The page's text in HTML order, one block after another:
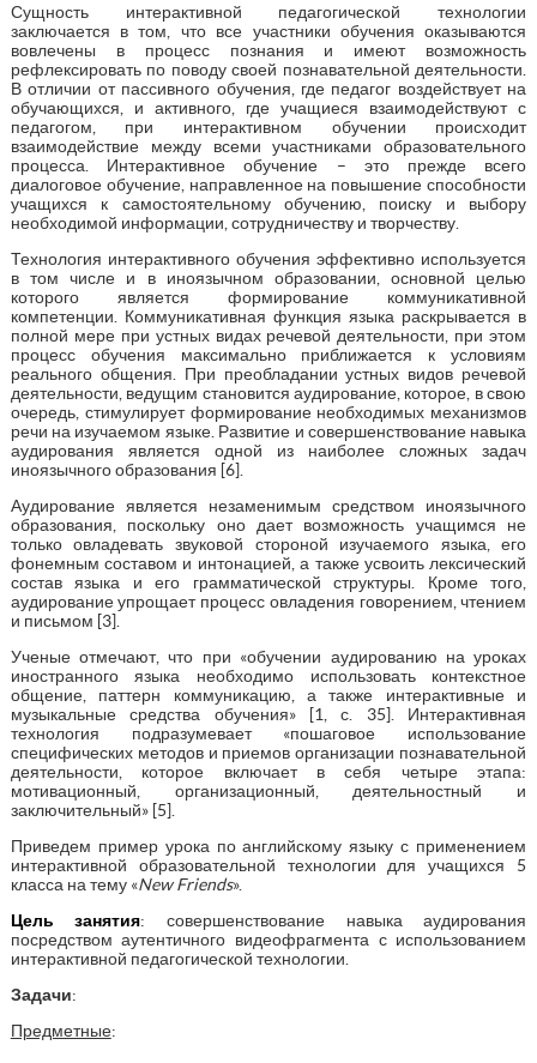
Сущность интерактивной педагогической технологии
заключается в том, что все участники обучения оказываются
вовлечены в процесс познания и имеют возможность
рефлексировать по поводу своей познавательной деятельности.
В отличии от пассивного обучения, где педагог воздействует на
обучающихся, и активного, где учащиеся взаимодействуют с
педагогом, при интерактивном обучении происходит
взаимодействие между всеми участниками образовательного
процесса. Интерактивное обучение – это прежде всего
диалоговое обучение, направленное на повышение способности
учащихся к самостоятельному обучению, поиску и выбору
необходимой информации, сотрудничеству и творчеству.
Технология интерактивного обучения эффективно используется
в том числе и в иноязычном образовании, основной целью
которого является формирование коммуникативной
компетенции. Коммуникативная функция языка раскрывается в
полной мере при устных видах речевой деятельности, при этом
процесс обучения максимально приближается к условиям
реального общения. При преобладании устных видов речевой
деятельности, ведущим становится аудирование, которое, в свою
очередь, стимулирует формирование необходимых механизмов
речи на изучаемом языке. Развитие и совершенствование навыка
аудирования является одной из наиболее сложных задач
иноязычного образования [6].
Аудирование является незаменимым средством иноязычного
образования, поскольку оно дает возможность учащимся не
только овладевать звуковой стороной изучаемого языка, его
фонемным составом и интонацией, а также усвоить лексический
состав языка и его грамматической структуры. Кроме того,
аудирование упрощает процесс овладения говорением, чтением
и письмом [3].
Ученые отмечают, что при «обучении аудированию на уроках
иностранного языка необходимо использовать контекстное
общение, паттерн коммуникацию, а также интерактивные и
музыкальные средства обучения» [1, с. 35]. Интерактивная
технология подразумевает «пошаговое использование
специфических методов и приемов организации познавательной
деятельности, которое включает в себя четыре этапа:
мотивационный, организационный, деятельностный и
заключительный» [5].
Приведем пример урока по английскому языку с применением
интерактивной образовательной технологии для учащихся 5
класса на тему «New Friends».
Цель занятия: совершенствование навыка аудирования
посредством аутентичного видеофрагмента с использованием
интерактивной педагогической технологии.
Задачи:
Предметные: